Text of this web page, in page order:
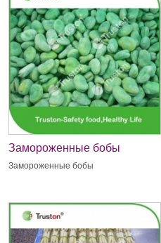
Замороженные бобы
Замороженные бобы